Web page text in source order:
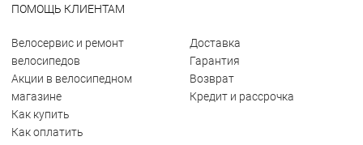
ПОМОЩЬ КЛИЕНТАМ
Велосервис и ремонт
велосипедов
Акции в велосипедном
магазине
Как купить
Как оплатить
Доставка
Гарантия
Возврат
Кредит и рассрочка